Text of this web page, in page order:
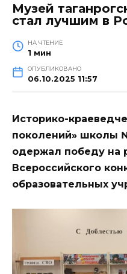
Музей
стал лучшим в
НА ЧТЕНИЕ
1 мин
ОПУБЛИКОВАНО
06.10.2025 11:57
Историко-
поколений» школы
одержал победу на
Всероссийского
образовательных